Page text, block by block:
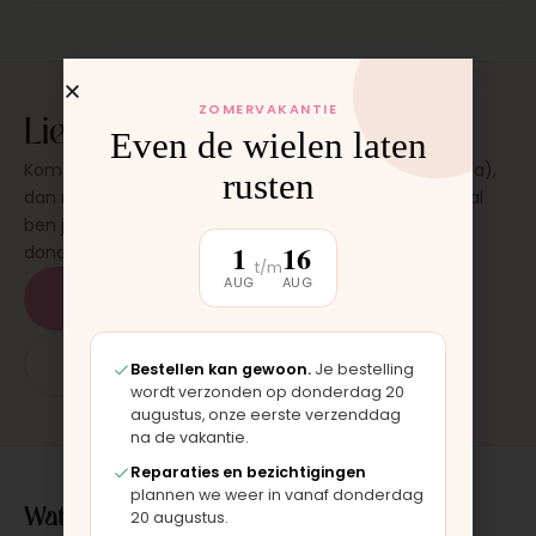
Liever laten plaatsen?
Kom langs in onze werkplaats in Moordrecht (bij Gouda),
dan monteren wij het onderdeel direct voor je. Meestal
ben je binnen 15 tot 20 minuten weer buiten. Op
donderdag en zaterdag, op afspraak.
Plan een afspraak
App: 06 - 2862 1330
Wat klanten over ons zeggen
ZOMERVAKANTIE
Even de wielen laten
rusten
1
AUG
t/m16
AUG
Bestellen kan gewoon. Je bestelling
wordt verzonden op donderdag 20
augustus, onze eerste verzenddag
na de vakantie.
Reparaties en bezichtigingen
plannen we weer in vanaf donderdag
20 augustus.